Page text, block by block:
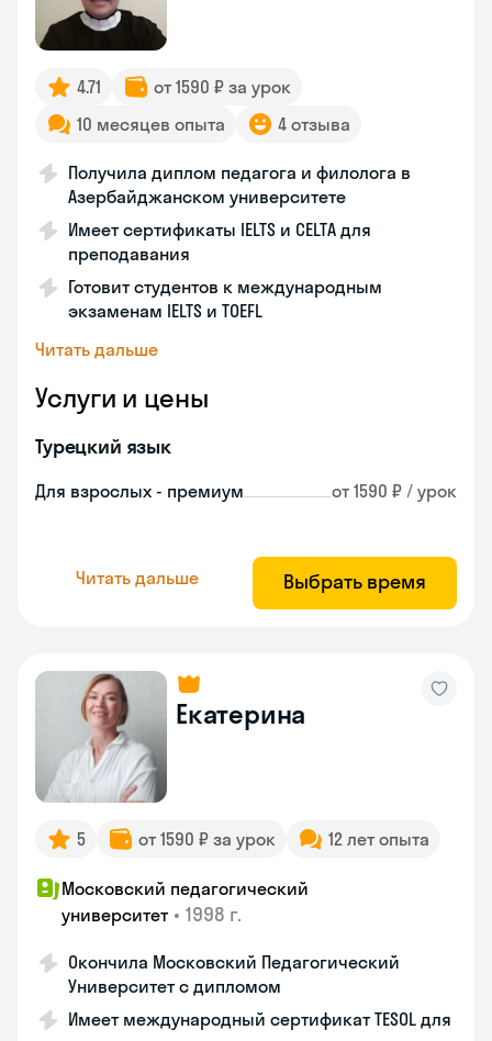
4.71
от 1590 ₽ за урок
10 месяцев опыта
4 отзыва
Получила диплом педагога и филолога в
Азербайджанском университете
Имеет сертификаты IELTS и CELTA для
преподавания
Готовит студентов к международным
экзаменам IELTS и TOEFL
Читать дальше
Услуги и цены
Турецкий язык
Для взрослых - премиум от 1590 ₽ / урок
Читать дальше Выбрать время
Екатерина
5 от 1590 ₽ за урок 12 лет опыта
Московский педагогический
университет • 1998 г.
Окончила Московский Педагогический
Университет с дипломом
Имеет международный сертификат TESOL для